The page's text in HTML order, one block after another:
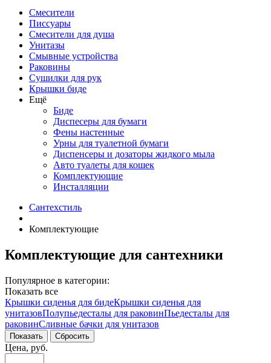
Смесители
Писсуары
Смесители для душа
Унитазы
Смывные устройства
Раковины
Сушилки для рук
Крышки биде
Ещё
Биде
Диспесеры для бумаги
Фены настенные
Урны для туалетной бумаги
Диспенсеры и дозаторы жидкого мыла
Авто туалеты для кошек
Комплектующие
Инсталляции
Сантехстиль
Комплектующие
Комплектующие для сантехники
Популярное в категории:
Показать все
Крышки сиденья для бидеКрышки сиденья для
унитазовПолупьедесталы для раковинПьедесталы для
раковинСливные бачки для унитазов
Цена, руб.